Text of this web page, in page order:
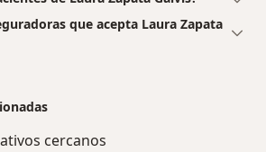
que acepta Laura Zapata
cercanos